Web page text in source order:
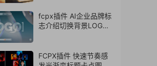
fcpx插件 AI企业品牌标
志介绍切换背景LOGO
FCPX插件 快速节奏感